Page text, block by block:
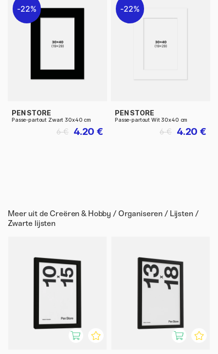
22%
PEN STORE
Passe-partout Zwart 30x40 cm
4.20 €
6 €
22%
PEN STORE
Passe-partout Wit 30x40 cm
4.20 €
6 €
Meer uit de Creëren & Hobby / Organiseren / Lijsten /
Zwarte lijsten